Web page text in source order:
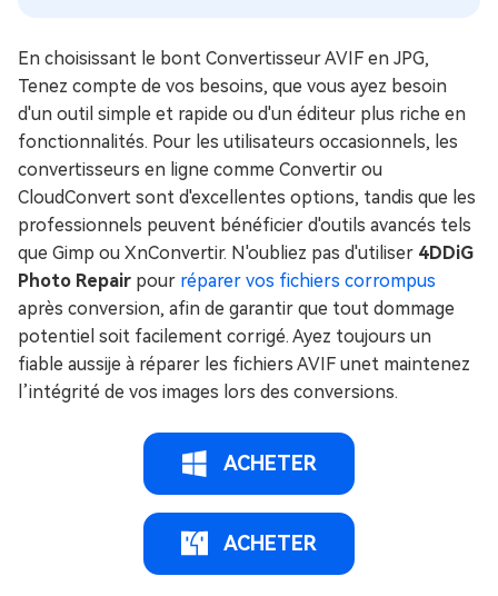
En choisissant le bont Convertisseur AVIF en JPG,
Tenez compte de vos besoins, que vous ayez besoin
d'un outil simple et rapide ou d'un éditeur plus riche en
fonctionnalités. Pour les utilisateurs occasionnels, les
convertisseurs en ligne comme Convertir ou
CloudConvert sont d'excellentes options, tandis que les
professionnels peuvent bénéficier d'outils avancés tels
que Gimp ou XnConvertir. N'oubliez pas d'utiliser 4DDiG
Photo Repair pour réparer vos fichiers corrompus
après conversion, afin de garantir que tout dommage
potentiel soit facilement corrigé. Ayez toujours un
fiable aussije à réparer les fichiers AVIF unet maintenez
l’intégrité de vos images lors des conversions.
ACHETER
ACHETER